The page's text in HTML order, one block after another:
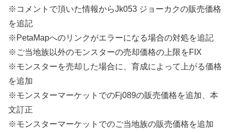
※コメントで頂いた情報からJk053 ジョーカクの販売価格
を追記
※PetaMapへのリンクがエラーになる場合の対処を追記
※ご当地族以外のモンスターの売却価格の上限をFIX
※モンスターを売却した場合に、育成によって上がる価格
を追加
※モンスターマーケットでのFj089の販売価格を追加、本
文訂正
※モンスターマーケットでのご当地族の販売価格を追加